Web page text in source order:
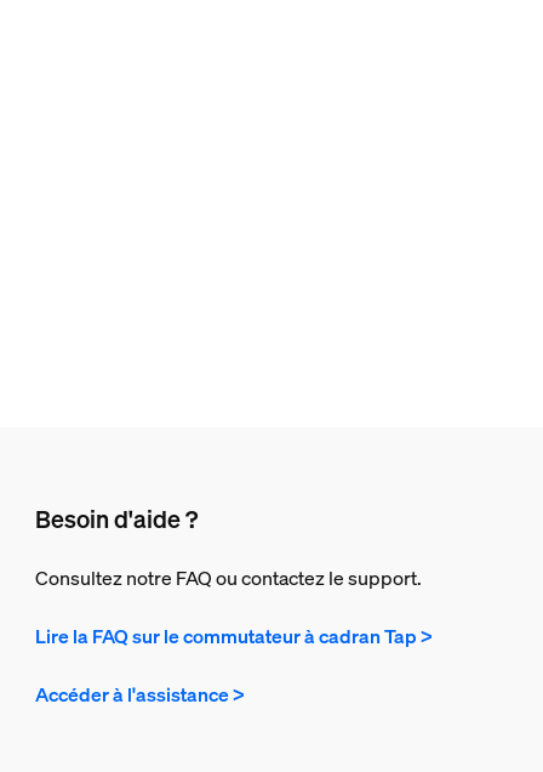
Besoin d'aide ?
Consultez notre FAQ ou contactez le support.
Lire la FAQ sur le commutateur à cadran Tap >
Accéder à l'assistance >